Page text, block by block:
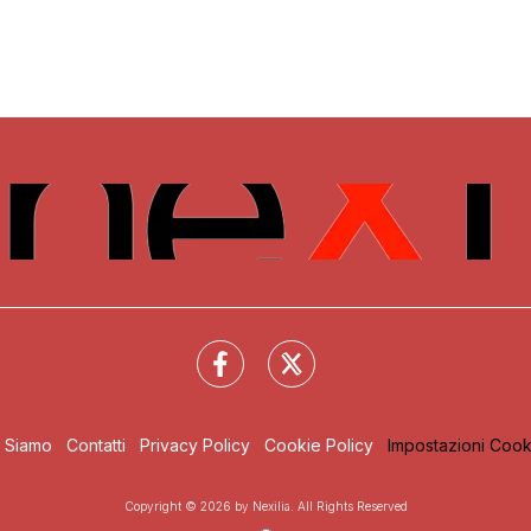
Siamo Contatti Privacy Policy Cookie Policy Impostazioni
Copyright © 2026 by Nexilia. All Rights Reserved